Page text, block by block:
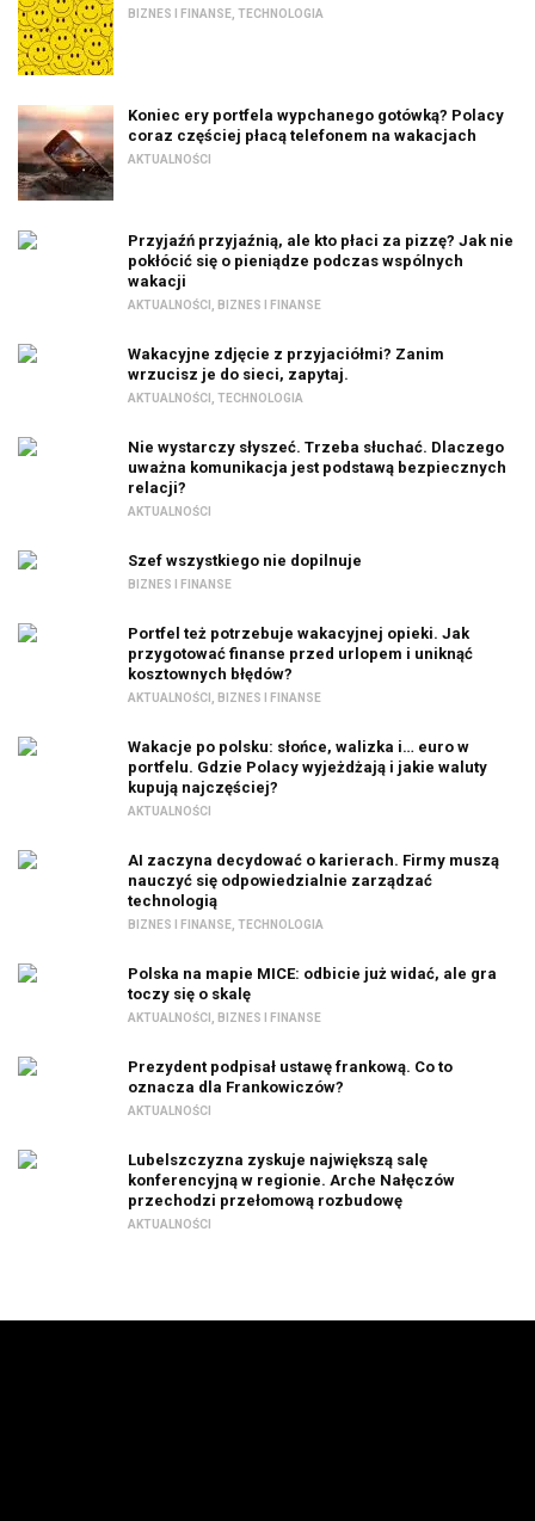
BIZNES I FINANSE TECHNOLOGIA
Koniec ery portfela wypchanego gotówką? Polacy
coraz częściej płacą telefonem na wakacjach
AKTUALNOŚCI
Przyjaźń przyjaźnią, ale kto płaci za pizzę? Jak nie
pokłócić się o pieniądze podczas wspólnych
wakacji
AKTUALNOŚCI BIZNES I FINANSE
Wakacyjne zdjęcie z przyjaciółmi? Zanim
wrzucisz je do sieci, zapytaj.
AKTUALNOŚCI TECHNOLOGIA
Nie wystarczy słyszeć. Trzeba słuchać. Dlaczego
uważna komunikacja jest podstawą bezpiecznych
relacji?
AKTUALNOŚCI
Szef wszystkiego nie dopilnuje
BIZNES I FINANSE
Portfel też potrzebuje wakacyjnej opieki. Jak
przygotować finanse przed urlopem i uniknąć
kosztownych błędów?
AKTUALNOŚCI BIZNES I FINANSE
Wakacje po polsku: słońce, walizka i… euro w
portfelu. Gdzie Polacy wyjeżdżają i jakie waluty
kupują najczęściej?
AKTUALNOŚCI
AI zaczyna decydować o karierach. Firmy muszą
nauczyć się odpowiedzialnie zarządzać
technologią
BIZNES I FINANSE TECHNOLOGIA
Polska na mapie MICE: odbicie już widać, ale gra
toczy się o skalę
AKTUALNOŚCI BIZNES I FINANSE
Prezydent podpisał ustawę frankową. Co to
oznacza dla Frankowiczów?
AKTUALNOŚCI
Lubelszczyzna zyskuje największą salę
konferencyjną w regionie. Arche Nałęczów
przechodzi przełomową rozbudowę
AKTUALNOŚCI